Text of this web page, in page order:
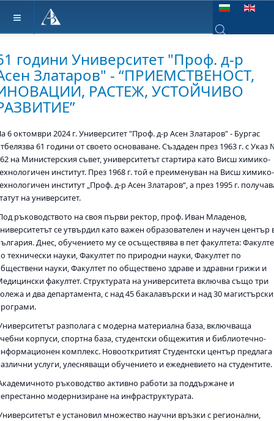
Изберете език
години Университет "Проф. д-р
Златаров" - “ПРИЕМСТВЕНОСТ,
РАСТЕЖ, УСТОЙЧИВО
6 октомври 2024 г. Университет "Проф. д-р Асен Златаров" - Бургас
61 години от своето основаване. Създаден през 1963 г. с Указ
на Министерския съвет, университетът стартира като Висш химико-
институт. През 1968 г. той е преименуван на Висш химико-
институт „Проф. д-р Асен Златаров“, а през 1995 г.
на университет.
ръководството на своя първи ректор, проф. Иван Младенов,
се утвърдил като важен образователен и научен център
Днес, обучението му се осъществява в пет факултета:
технически науки, Факултет по природни науки, Факултет по
науки, Факултет по обществено здраве и здравни грижи и
факултет. Структурата на университета включва също три
и два департамента, с над 45 бакалавърски и над 30 магистърски
разполага с модерна материална база, включваща
корпуси, спортна база, студентски общежития и библиотечно-
комплекс. Новооткритият Студентски център предлага
услуги, улесняващи обучението и ежедневието на студентите.
ръководство активно работи за поддържане и
модернизиране на инфраструктурата.
е установил множество научни връзки с регионални,